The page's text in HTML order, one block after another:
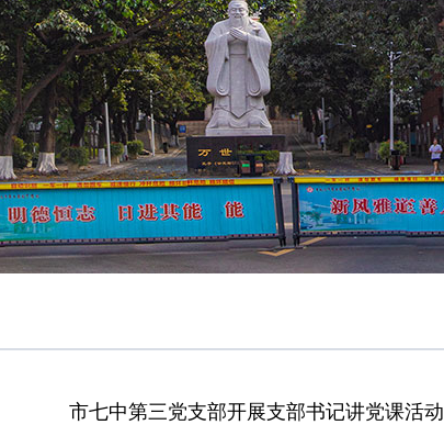
市七中第三党支部开展支部书记讲党课活动